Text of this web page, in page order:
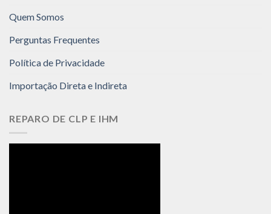
Quem Somos
Perguntas Frequentes
Política de Privacidade
Importação Direta e Indireta
REPARO DE CLP E IHM